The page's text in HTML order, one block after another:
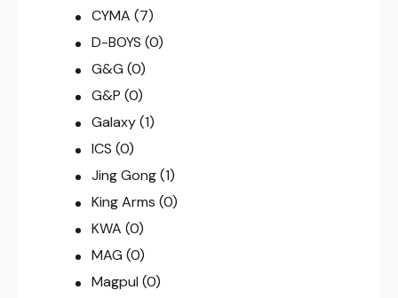
CYMA (7)
D-BOYS (0)
G&G (0)
G&P (0)
Galaxy (1)
ICS (0)
Jing Gong (1)
King Arms (0)
KWA (0)
MAG (0)
Magpul (0)